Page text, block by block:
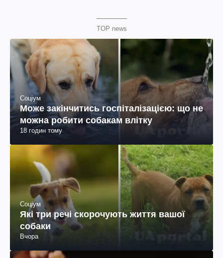
TOP news
Соціум
Може закінчитись госпіталізацією: що не
можна робити собакам влітку
18 годин тому
Соціум
Які три речі скорочують життя вашої
собаки
Вчора